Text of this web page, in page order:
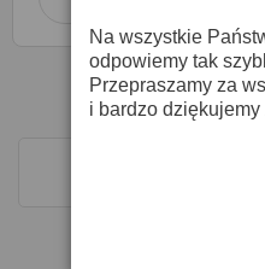
Na wszystkie
odpowiemy tak
Przepraszamy za
i bardzo dziękujemy